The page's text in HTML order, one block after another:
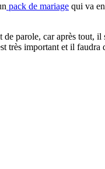
pack de mariage qui va
parole, car après tout, il
très important et il faudra